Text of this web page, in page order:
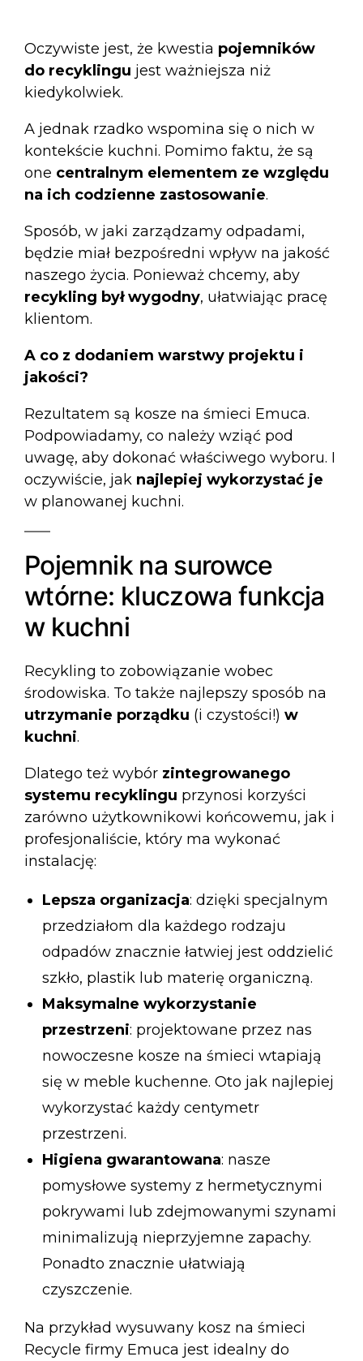
Oczywiste jest, że kwestia pojemników
do recyklingu jest ważniejsza niż
kiedykolwiek.
A jednak rzadko wspomina się o nich w
kontekście kuchni. Pomimo faktu, że są
one centralnym elementem ze względu
na ich codzienne zastosowanie.
Sposób, w jaki zarządzamy odpadami,
będzie miał bezpośredni wpływ na jakość
naszego życia. Ponieważ chcemy, aby
recykling był wygodny, ułatwiając pracę
klientom.
A co z dodaniem warstwy projektu i
jakości?
Rezultatem są kosze na śmieci Emuca.
Podpowiadamy, co należy wziąć pod
uwagę, aby dokonać właściwego wyboru. I
oczywiście, jak najlepiej wykorzystać je
w planowanej kuchni.
Pojemnik na surowce
wtórne: kluczowa funkcja
w kuchni
Recykling to zobowiązanie wobec
środowiska. To także najlepszy sposób na
utrzymanie porządku (i czystości!) w
kuchni.
Dlatego też wybór zintegrowanego
systemu recyklingu przynosi korzyści
zarówno użytkownikowi końcowemu, jak i
profesjonaliście, który ma wykonać
instalację:
Lepsza organizacja: dzięki specjalnym
przedziałom dla każdego rodzaju
odpadów znacznie łatwiej jest oddzielić
szkło, plastik lub materię organiczną.
Maksymalne wykorzystanie
przestrzeni: projektowane przez nas
nowoczesne kosze na śmieci wtapiają
się w meble kuchenne. Oto jak najlepiej
wykorzystać każdy centymetr
przestrzeni.
Higiena gwarantowana: nasze
pomysłowe systemy z hermetycznymi
pokrywami lub zdejmowanymi szynami
minimalizują nieprzyjemne zapachy.
Ponadto znacznie ułatwiają
czyszczenie.
Na przykład wysuwany kosz na śmieci
Recycle firmy Emuca jest idealny do